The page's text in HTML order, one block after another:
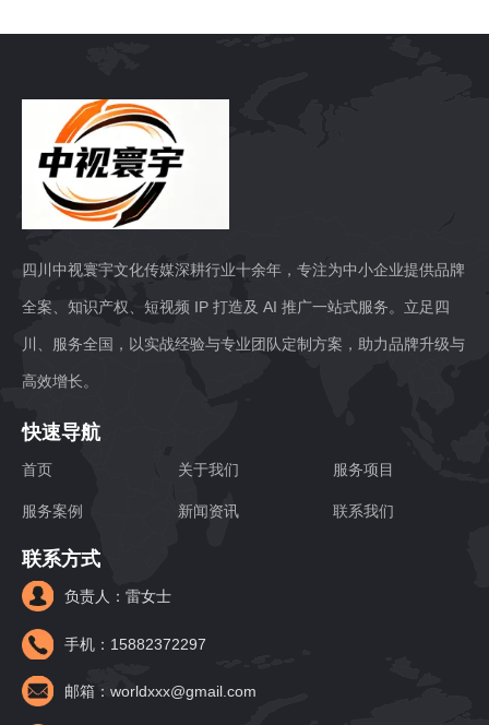
四川中视寰宇文化传媒深耕行业十余年，专注为中小企业提供品牌
全案、知识产权、短视频 IP 打造及 AI 推广一站式服务。立足四
川、服务全国，以实战经验与专业团队定制方案，助力品牌升级与
高效增长。
快速导航
首页 关于我们 服务项目
服务案例 新闻资讯 联系我们
联系方式
负责人：雷女士
手机：15882372297
邮箱：worldxxx@gmail.com